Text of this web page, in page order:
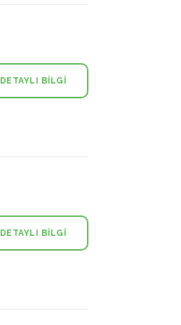
DETAYLI BILGI
DETAYLI BILGI